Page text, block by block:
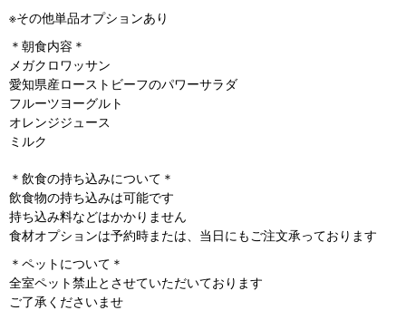
※その他単品オプションあり
＊朝食内容＊
メガクロワッサン
愛知県産ローストビーフのパワーサラダ
フルーツヨーグルト
オレンジジュース
ミルク
＊飲食の持ち込みについて＊
飲食物の持ち込みは可能です
持ち込み料などはかかりません
食材オプションは予約時または、当日にもご注文承っております
＊ペットについて＊
全室ペット禁止とさせていただいております
ご了承くださいませ